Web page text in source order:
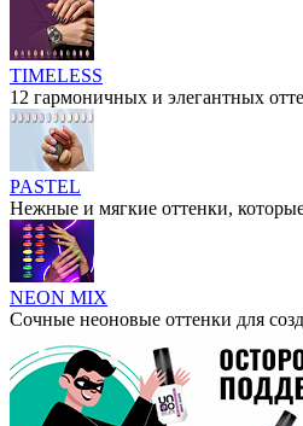
TIMELESS
12 гармоничных и элегантных
PASTEL
Нежные и мягкие оттенки, которые
NEON MIX
Сочные неоновые оттенки для